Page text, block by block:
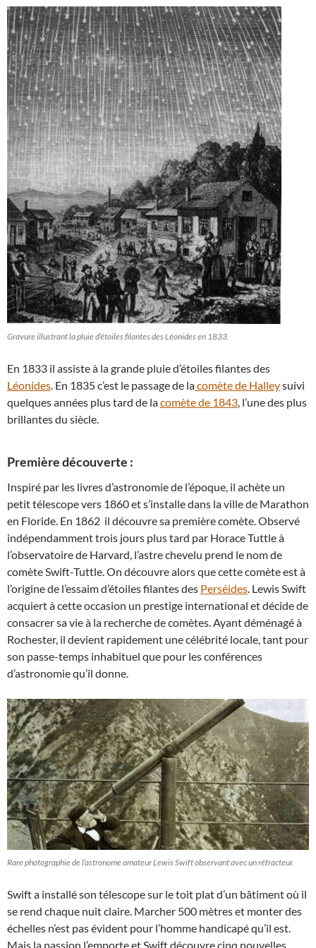
Gravure illustrant la pluie d’étoiles filantes des Léonides en 1833.
En 1833 il assiste à la grande pluie d’étoiles filantes des
Léonides. En 1835 c’est le passage de lacomète de Halleysuivi
quelques années plus tard de lacomète de 1843, l’une des plus
brillantes du siècle.
Première découverte :
Inspiré par les livres d’astronomie de l’époque, il achète un
petit télescope vers 1860 et s’installe dans la ville de Marathon
en Floride. En 1862 il découvre sa première comète. Observé
indépendamment trois jours plus tard par Horace Tuttle à
l’observatoire de Harvard, l’astre chevelu prend le nom de
comète Swift-Tuttle. On découvre alors que cette comète est à
l’origine de l’essaim d’étoiles filantes des Perséides. Lewis Swift
acquiert à cette occasion un prestige international et décide de
consacrer sa vie à la recherche de comètes. Ayant déménagé à
Rochester, il devient rapidement une célébrité locale, tant pour
son passe-temps inhabituel que pour les conférences
d’astronomie qu’il donne.
Rare photographie de l’astronome amateur Lewis Swift observant avec un réfracteur.
Swift a installé son télescope sur le toit plat d’un bâtiment où il
se rend chaque nuit claire. Marcher 500 mètres et monter des
échelles n’est pas évident pour l’homme handicapé qu’il est.
Mais la passion l’emporte et Swift découvre cinq nouvelles